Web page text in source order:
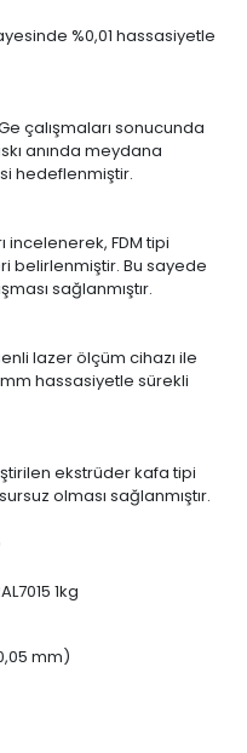
%0,01 hassasiyetle
çalışmaları sonucunda
anında meydana
hedeflenmiştir.
incelenerek, FDM tipi
belirlenmiştir. Bu sayede
sağlanmıştır.
lazer ölçüm cihazı ile
hassasiyetle sürekli
ekstrüder kafa tipi
olması sağlanmıştır.
1kg
mm)